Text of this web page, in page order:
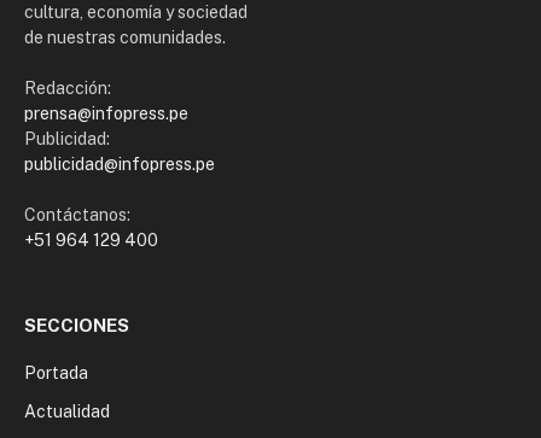
cultura, economía y sociedad
de nuestras comunidades.
Redacción:
prensa@infopress.pe
Publicidad:
publicidad@infopress.pe
Contáctanos:
+51 964 129 400
SECCIONES
Portada
Actualidad